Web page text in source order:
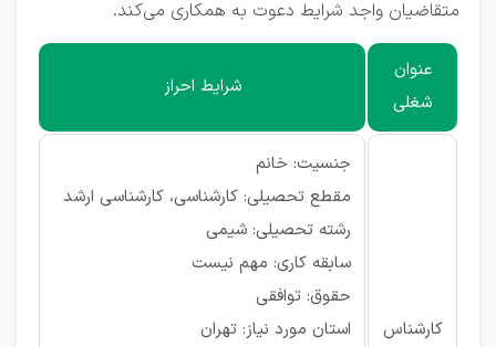
متقاضیان واجد شرایط دعوت به همکاری می‌کند.
عنوان
شغلی
شرایط احراز
کارشناس
جنسیت: خانم
مقطع تحصیلی: کارشناسی، کارشناسی ارشد
رشته تحصیلی: شیمی
سابقه کاری: مهم نیست
حقوق: توافقی
استان مورد نیاز: تهران